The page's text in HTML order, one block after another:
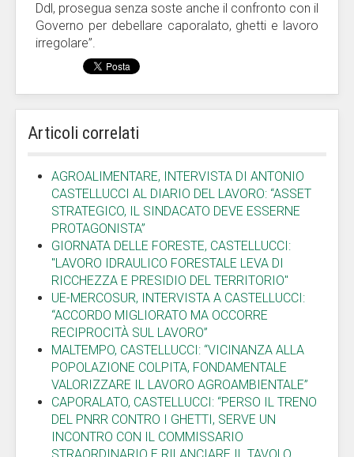
Ddl, prosegua senza soste anche il confronto con il
Governo per debellare caporalato, ghetti e lavoro
irregolare”.
Articoli correlati
AGROALIMENTARE, INTERVISTA DI ANTONIO
CASTELLUCCI AL DIARIO DEL LAVORO: “ASSET
STRATEGICO, IL SINDACATO DEVE ESSERNE
PROTAGONISTA”
GIORNATA DELLE FORESTE, CASTELLUCCI:
"LAVORO IDRAULICO FORESTALE LEVA DI
RICCHEZZA E PRESIDIO DEL TERRITORIO"
UE-MERCOSUR, INTERVISTA A CASTELLUCCI:
“ACCORDO MIGLIORATO MA OCCORRE
RECIPROCITÀ SUL LAVORO”
MALTEMPO, CASTELLUCCI: “VICINANZA ALLA
POPOLAZIONE COLPITA, FONDAMENTALE
VALORIZZARE IL LAVORO AGROAMBIENTALE”
CAPORALATO, CASTELLUCCI: “PERSO IL TRENO
DEL PNRR CONTRO I GHETTI, SERVE UN
INCONTRO CON IL COMMISSARIO